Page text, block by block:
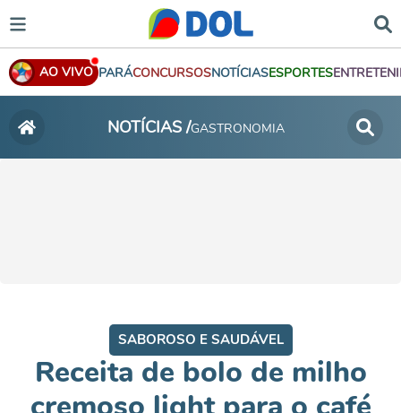
AO VIVO PARÁCONCURSOSNOTÍCIASESPORTES
NOTÍCIAS /GASTRONOMIA
SABOROSO E SAUDÁVEL
Receita de bolo de milho